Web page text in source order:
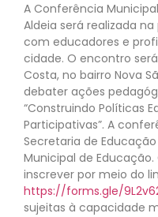
A Conferência
Aldeia será realizada
com educadores e
cidade. O encontro
Costa, no bairro Nova
debater ações
“Construindo Políticas
Participativas”. A
Secretaria de
Municipal de
inscrever por meio do
https://forms.gle/
sujeitas à capacidade